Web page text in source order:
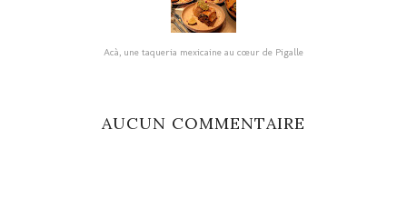
Acà, une taqueria mexicaine au cœur de Pigalle
AUCUN COMMENTAIRE